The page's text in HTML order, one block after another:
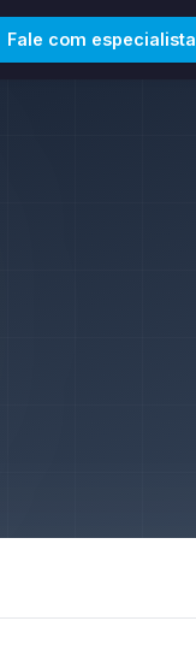
Fale com especialista